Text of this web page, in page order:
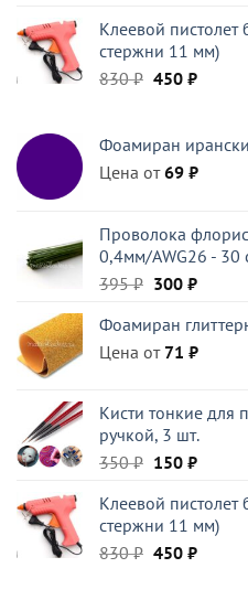
Клеевой
стержни 11 мм)
830₽
830 ₽.
450 ₽Текущая
Фоамиран
Цена от69 ₽
Проволока
0,4мм/AWG26 - 30
395₽
составляла
395 ₽.
300 ₽Текущая
300 ₽.
Фоамиран
Цена от 71 ₽
Кисти тонкие для
ручкой, 3 шт.
350₽
составляла
350 ₽.
150 ₽Текущая
150 ₽.
Клеевой
стержни 11 мм)
830₽ 450 ₽Текущая